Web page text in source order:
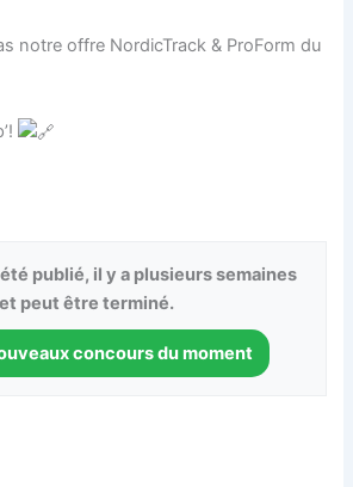
notre offre NordicTrack & ProForm du
publié, il y a plusieurs semaines
et peut être terminé.
concours du moment